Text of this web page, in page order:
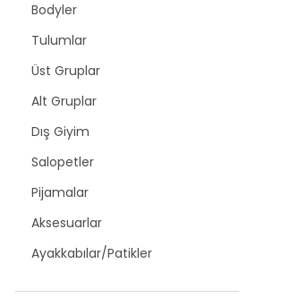
Bodyler
Tulumlar
Üst Gruplar
Alt Gruplar
Dış Giyim
Salopetler
Pijamalar
Aksesuarlar
Ayakkabılar/Patikler